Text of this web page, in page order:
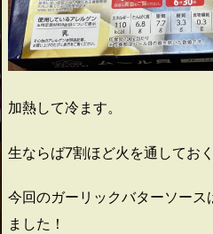
加熱して冷ます。
生ならば7割ほど火を通しておく
今回のガーリックバターソース
ました！